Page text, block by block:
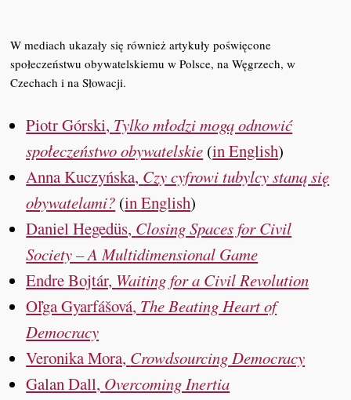
W mediach ukazały się również artykuły poświęcone
społeczeństwu obywatelskiemu w Polsce, na Węgrzech, w
Czechach i na Słowacji.
Piotr Górski, Tylko młodzi mogą odnowić
społeczeństwo obywatelskie (in English)
Anna Kuczyńska, Czy cyfrowi tubylcy staną się
obywatelami? (in English)
Daniel Hegedüs, Closing Spaces for Civil
Society – A Multidimensional Game
Endre Bojtár, Waiting for a Civil Revolution
Oľga Gyarfášová, The Beating Heart of
Democracy
Veronika Mora, Crowdsourcing Democracy
Galan Dall, Overcoming Inertia